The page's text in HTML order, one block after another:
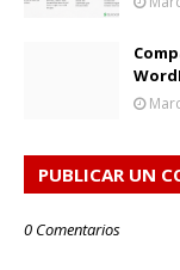
PUBLICAR UN
0 Comentarios